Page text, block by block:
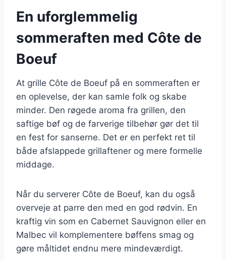
En uforglemmelig
sommeraften med Côte de
Boeuf
At grille Côte de Boeuf på en sommeraften er
en oplevelse, der kan samle folk og skabe
minder. Den røgede aroma fra grillen, den
saftige bøf og de farverige tilbehør gør det til
en fest for sanserne. Det er en perfekt ret til
både afslappede grillaftener og mere formelle
middage.
Når du serverer Côte de Boeuf, kan du også
overveje at parre den med en god rødvin. En
kraftig vin som en Cabernet Sauvignon eller en
Malbec vil komplementere bøffens smag og
gøre måltidet endnu mere mindeværdigt.